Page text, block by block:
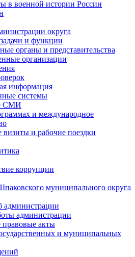
в военной истории России
округа
и функции
органы и представительства
организации
информация
системы
СМИ
и международное
и рабочие поездки
коррупции
муниципального округа
администрации
администрации
акты
и муниципальных